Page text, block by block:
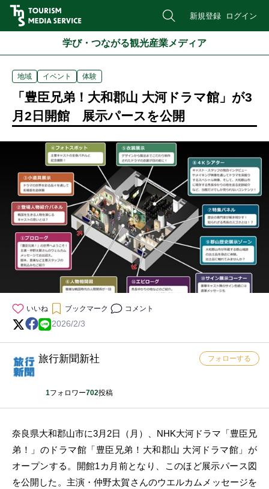
新規登録 ログイン
学び・つながる観光産業メディア
地域 イベント 体験
「豊臣兄弟！大和郡山 大河ドラマ館」が3
月2日開館 展示パースを公開
いいね ブックマーク コメント
2026/2/3
旅行新聞新社
1フォロワー702投稿
フォローする
奈良県大和郡山市に3月2日（月）、NHK大河ドラマ「豊臣兄
弟！」のドラマ館「豊臣兄弟！大和郡山 大河ドラマ館」が
オープンする。開館1カ月前となり、このほど展示パース図
を公開した。主演・仲野太賀さんのウエルカムメッセージを